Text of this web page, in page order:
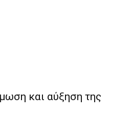
και αύξηση της